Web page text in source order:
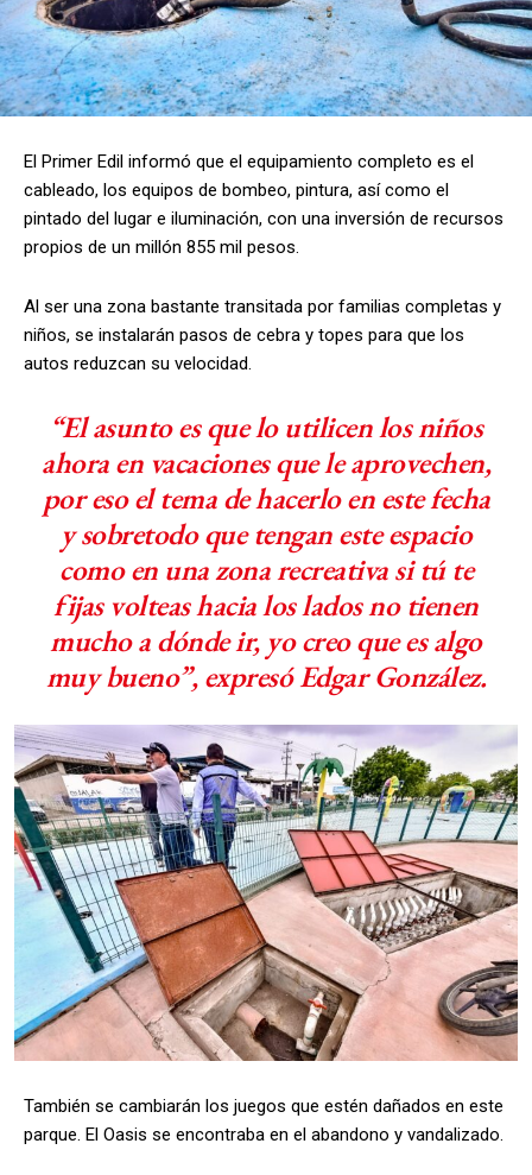
El Primer Edil informó que el equipamiento completo es el
cableado, los equipos de bombeo, pintura, así como el
pintado del lugar e iluminación, con una inversión de recursos
propios de un millón 855 mil pesos.
Al ser una zona bastante transitada por familias completas y
niños, se instalarán pasos de cebra y topes para que los
autos reduzcan su velocidad.
“El asunto es que lo utilicen los niños
ahora en vacaciones que le aprovechen,
por eso el tema de hacerlo en este fecha
y sobretodo que tengan este espacio
como en una zona recreativa si tú te
fijas volteas hacia los lados no tienen
mucho a dónde ir, yo creo que es algo
muy bueno”, expresó Edgar González.
También se cambiarán los juegos que estén dañados en este
parque. El Oasis se encontraba en el abandono y vandalizado.